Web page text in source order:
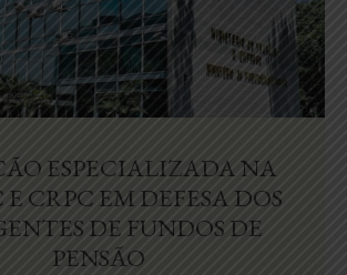
ESPECIALIZADA NA
CRPC EM DEFESA DOS
DE FUNDOS DE
PENSÃO